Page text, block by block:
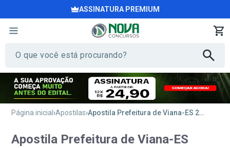
ASSINATURA PREMIUM
Página inicial Apostilas Apostila Prefeitura de Viana-ES 2026 em PDF - Assistente de Educação Básica
Apostila Prefeitura de Viana-ES